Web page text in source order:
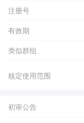
注册号
有效期
类似群组
核定使用范围
初审公告